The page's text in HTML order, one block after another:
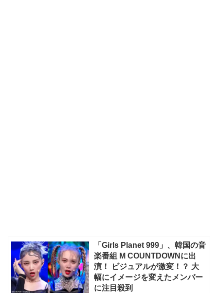
「Girls Planet 999」、韓国の音
楽番組 M COUNTDOWNに出
演！ ビジュアルが激変！？ 大
幅にイメージを変えたメンバー
に注目殺到